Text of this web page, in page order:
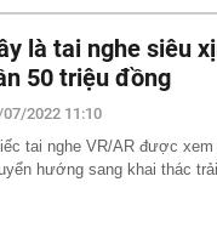
nơi ở của Huấn Hoa Hồng
số Power 6/55 - Kết quả xổ số
6/8 tại Agribank,
HDBank,...
400 ABS trình làng bản
là tai nghe siêu
50 triệu đồng
2022 11:10
tai nghe VR/AR được
hướng sang khai thác